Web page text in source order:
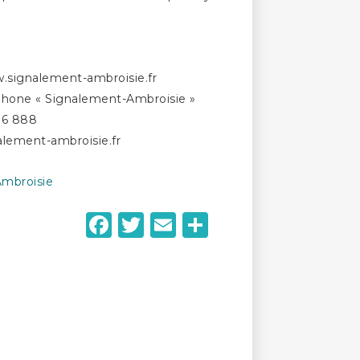
ambroisie.fr
« Signalement-Ambroisie »
888
ambroisie.fr
Facebook
Twitter
EmailPartager